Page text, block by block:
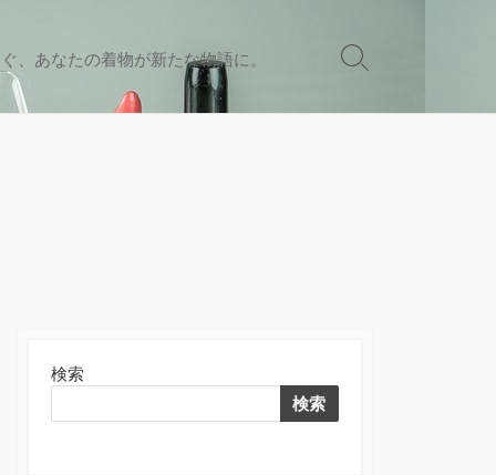
、あなたの着物が新たな物語に。
検
切
検索
検索